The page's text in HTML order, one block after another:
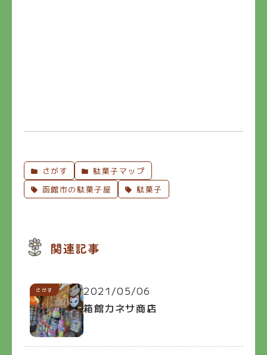
さがす
駄菓子マップ
函館市の駄菓子屋
駄菓子
関連記事
さがす
2021/05/06
箱館カネサ商店